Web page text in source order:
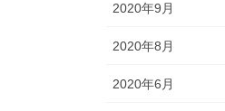
2020年9月
2020年8月
2020年6月